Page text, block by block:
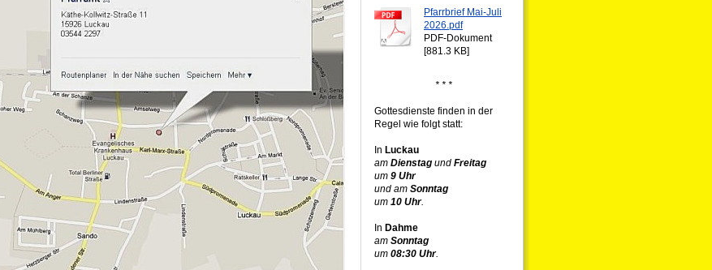
Pfarrbrief Mai-Juli
2026.pdf
PDF-Dokument
[881.3 KB]
* * *
Gottesdienste finden in der
Regel wie folgt statt:
In Luckau
am Dienstag und Freitag
um 9 Uhr
und am Sonntag
um 10 Uhr.
In Dahme
am Sonntag
um 08:30 Uhr.